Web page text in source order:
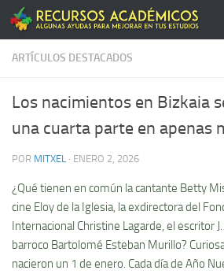
Saltar al contenido
ARTÍCULOS DESTACADOS
Los nacimientos en Bizkaia
una cuarta parte en apenas
POR MITXEL · ENERO 2, 2026
¿Qué tienen en común la cantante Betty
cine Eloy de la Iglesia, la exdirectora del
Internacional Christine Lagarde, el escritor
barroco Bartolomé Esteban Murillo?
nacieron un 1 de enero. Cada día de Año